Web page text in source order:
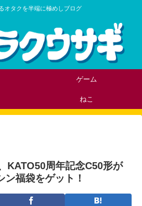
オタクを半端に極めしブログ
ゲーム
ねこ
KATO50周年記念C50形が
ン福袋をゲット！